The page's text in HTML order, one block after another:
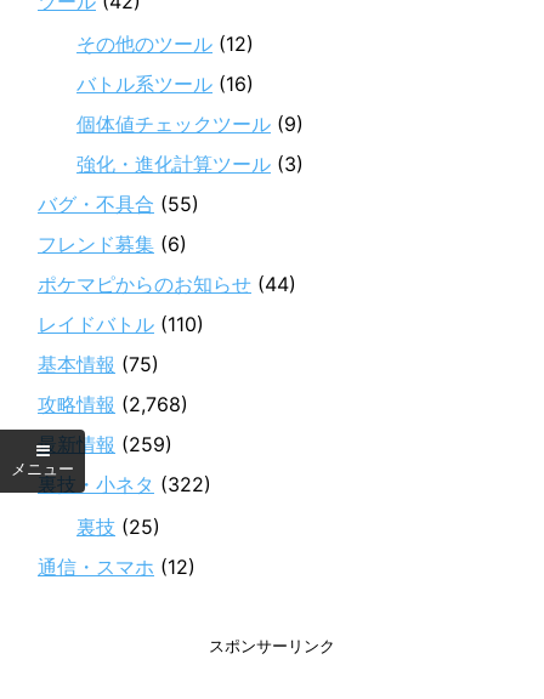
その他のツール (12)
バトル系ツール (16)
個体値チェックツール (9)
強化・進化計算ツール (3)
バグ・不具合 (55)
フレンド募集 (6)
ポケマピからのお知らせ (44)
レイドバトル (110)
基本情報 (75)
攻略情報 (2,768)
最新情報 (259)
裏技・小ネタ (322)
裏技 (25)
通信・スマホ (12)
スポンサーリンク